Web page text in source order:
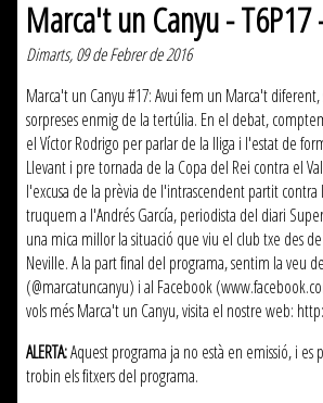
Marca't un Canyu -
Dimarts, 09 de Febrer de 2016
Marca't un Canyu #17: Avui fem un Marca't
sorpreses enmig de la tertúlia. En el debat,
el Víctor Rodrigo per parlar de la lliga i l'estat de
Llevant i pre tornada de la Copa del Rei contra el
l'excusa de la prèvia de l'intrascendent partit
truquem a l'Andrés García, periodista del diari
una mica millor la situació que viu el club txe des
Neville. A la part final del programa, sentim la veu
(@marcatuncanyu) i al Facebook
vols més Marca't un Canyu, visita el nostre web:
ALERTA:Aquest programa ja no està en emissió, i es
trobin els fitxers del programa.